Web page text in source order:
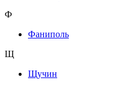
Ф
Фаниполь
Щ
Щучин